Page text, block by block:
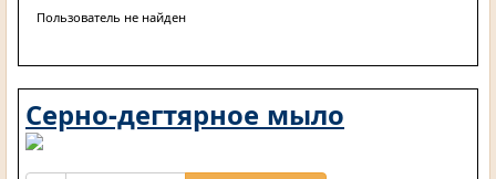
Пользователь не найден
Серно-дегтярное мыло